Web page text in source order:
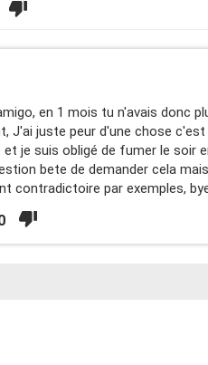
en 1 mois tu n'avais donc
J'ai juste peur d'une chose
je suis obligé de fumer le soir
bete de demander cela
contradictoire par exemples,